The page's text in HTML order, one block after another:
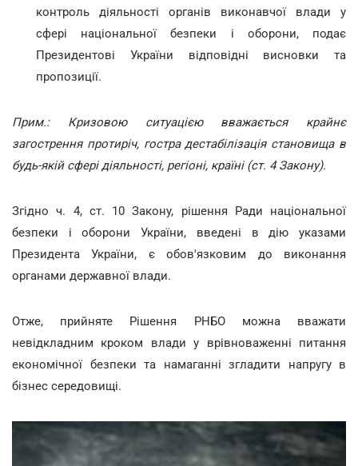
контроль діяльності органів виконавчої влади у
сфері національної безпеки і оборони, подає
Президентові України відповідні висновки та
пропозиції.
Прим.: Кризовою ситуацією вважається крайнє
загострення протиріч, гостра дестабілізація становища в
будь-якій сфері діяльності, регіоні, країні (ст. 4 Закону).
Згідно ч. 4, ст. 10 Закону, рішення Ради національної
безпеки і оборони України, введені в дію указами
Президента України, є обов'язковим до виконання
органами державної влади.
Отже, прийняте Рішення РНБО можна вважати
невідкладним кроком влади у врівноваженні питання
економічної безпеки та намаганні згладити напругу в
бізнес середовищі.